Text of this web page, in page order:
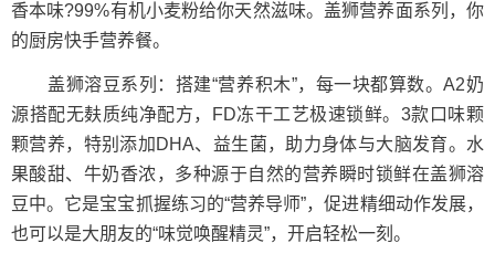
香本味?99%有机小麦粉给你天然滋味。盖狮营养面系列，你
的厨房快手营养餐。
盖狮溶豆系列：搭建“营养积木”，每一块都算数。A2奶
源搭配无麸质纯净配方，FD冻干工艺极速锁鲜。3款口味颗
颗营养，特别添加DHA、益生菌，助力身体与大脑发育。水
果酸甜、牛奶香浓，多种源于自然的营养瞬时锁鲜在盖狮溶
豆中。它是宝宝抓握练习的“营养导师”，促进精细动作发展，
也可以是大朋友的“味觉唤醒精灵”，开启轻松一刻。